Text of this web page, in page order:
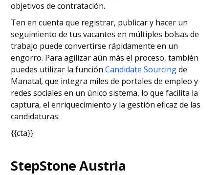
objetivos de contratación.
Ten en cuenta que registrar, publicar y hacer un
seguimiento de tus vacantes en múltiples bolsas de
trabajo puede convertirse rápidamente en un
engorro. Para agilizar aún más el proceso, también
puedes utilizar la funciónCandidate Sourcingde
Manatal, que integra miles de portales de empleo y
redes sociales en un único sistema, lo que facilita la
captura, el enriquecimiento y la gestión eficaz de las
candidaturas.
{{cta}}
StepStone Austria